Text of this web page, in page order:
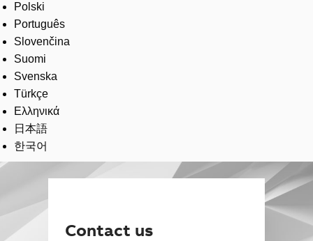
Polski
Português
Slovenčina
Suomi
Svenska
Türkçe
Ελληνικά
日本語
한국어
Contact us